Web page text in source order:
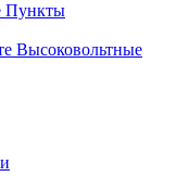
Пункты
Высоковольтные